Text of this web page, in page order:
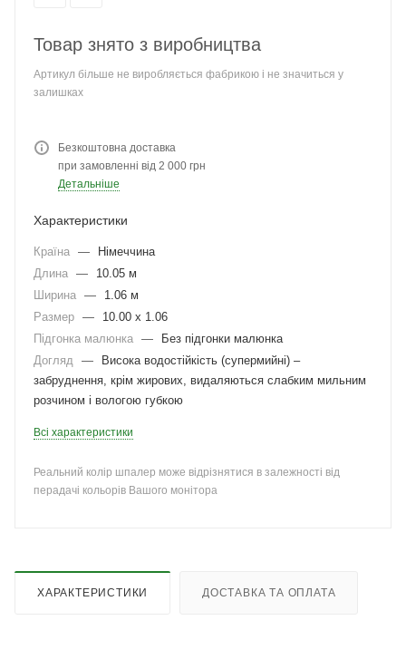
Товар знято з виробництва
Артикул більше не виробляється фабрикою і не значиться у
залишках
Безкоштовна доставка
при замовленні від 2 000 грн
Детальніше
Характеристики
Країна —
Німеччина
Длина —
10.05 м
Ширина —
1.06 м
Размер —
10.00 x 1.06
Підгонка малюнка —
Без підгонки малюнка
Догляд —
Висока водостійкість (супермийні) –
забруднення, крім жирових, видаляються слабким мильним
розчином і вологою губкою
Всі характеристики
Реальний колір шпалер може відрізнятися в залежності від
перадачі кольорів Вашого монітора
ХАРАКТЕРИСТИКИ ДОСТАВКА ТА ОПЛАТА